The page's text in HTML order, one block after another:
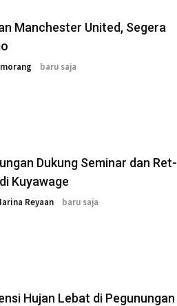
Manchester United, Segera
baru saja
Dukung Seminar dan Ret-
Kuyawage
Reyaan baru saja
Hujan Lebat di Pegunungan